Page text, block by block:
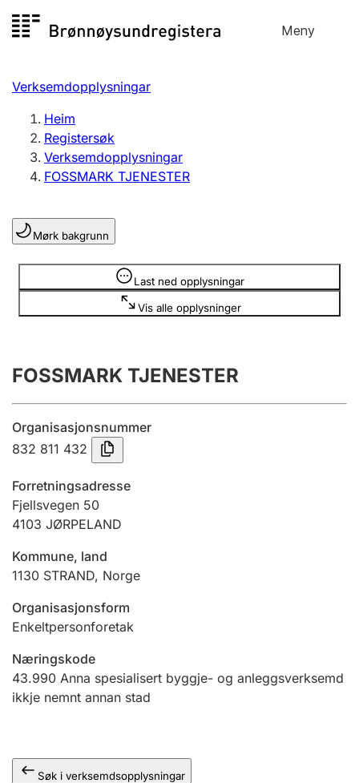
til
Meny
Registersøk
Aksjeselskap
Enkeltpersonføretak
Registrere, endre, slette
Lag og foreining
Registrere, endre, slette
Årsrekneskap
Innsending og forseinkingsgebyr
Tinglysing
Jeger
Ektepaktrettleiaren
Andre tema
Verksemdopplysningar
Heim
Registersøk
Verksemdopplysningar
FOSSMARK TJENESTER
Mørk bakgrunn
Last ned opplysningar
Vis alle opplysninger
Opplysninger er skjult
FOSSMARK TJENESTER
Organisasjonsnummer
832 811 432
Forretningsadresse
Fjellsvegen 50
4103 JØRPELAND
Kommune, land
1130 STRAND, Norge
Organisasjonsform
Enkeltpersonforetak
Næringskode
43.990 Anna spesialisert byggje- og anleggsverksemd
ikkje nemnt annan stad
Søk i verksemdsopplysningar